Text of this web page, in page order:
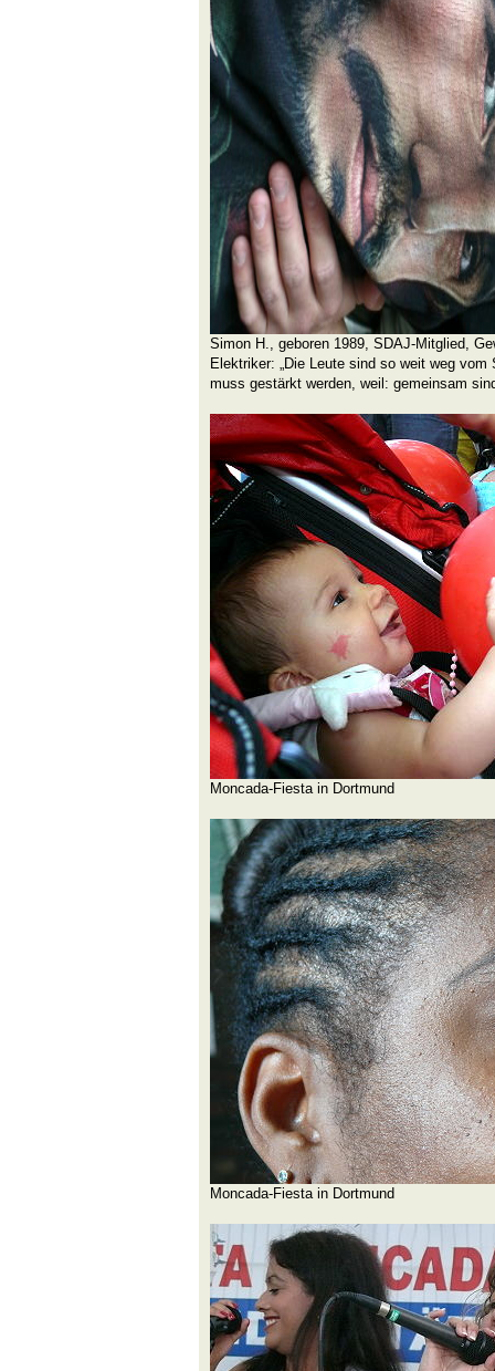
Simon H., geboren 1989, SDAJ-Mitglied,
Elektriker: „Die Leute sind so weit weg
muss gestärkt werden, weil: gemeinsam
Moncada-Fiesta in Dortmund
Moncada-Fiesta in Dortmund